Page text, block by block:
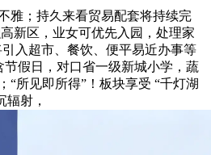
；持久来看贸易配套将持续完
新区，业女可优先入园，处理家
入超市、餐饮、便平易近办事等
节假日，对口省一级新城小学，蔬
“所见即所得”！板块享受 “千灯湖
辐射，